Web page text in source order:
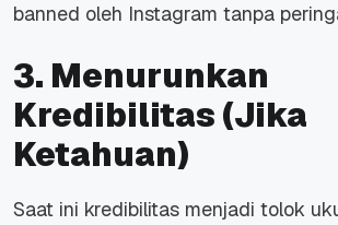
banned oleh Instagram tanpa
3. Menurunkan
Kredibilitas (Jika
Ketahuan)
Saat ini kredibilitas menjadi tolok